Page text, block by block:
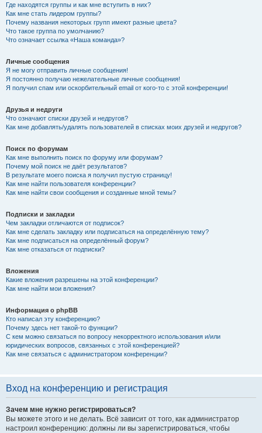
Где находятся группы и как мне вступить в них?
Как мне стать лидером группы?
Почему названия некоторых групп имеют разные цвета?
Что такое группа по умолчанию?
Что означает ссылка «Наша команда»?
Личные сообщения
Я не могу отправить личные сообщения!
Я постоянно получаю нежелательные личные сообщения!
Я получил спам или оскорбительный email от кого-то с этой конференции!
Друзья и недруги
Что означают списки друзей и недругов?
Как мне добавлять/удалять пользователей в списках моих друзей и недругов?
Поиск по форумам
Как мне выполнить поиск по форуму или форумам?
Почему мой поиск не даёт результатов?
В результате моего поиска я получил пустую страницу!
Как мне найти пользователя конференции?
Как мне найти свои сообщения и созданные мной темы?
Подписки и закладки
Чем закладки отличаются от подписок?
Как мне сделать закладку или подписаться на определённую тему?
Как мне подписаться на определённый форум?
Как мне отказаться от подписки?
Вложения
Какие вложения разрешены на этой конференции?
Как мне найти мои вложения?
Информация о phpBB
Кто написал эту конференцию?
Почему здесь нет такой-то функции?
С кем можно связаться по вопросу некорректного использования и/или
юридических вопросов, связанных с этой конференцией?
Как мне связаться с администратором конференции?
Вход на конференцию и регистрация
Зачем мне нужно регистрироваться?
Вы можете этого и не делать. Всё зависит от того, как администратор
настроил конференцию: должны ли вы зарегистрироваться, чтобы